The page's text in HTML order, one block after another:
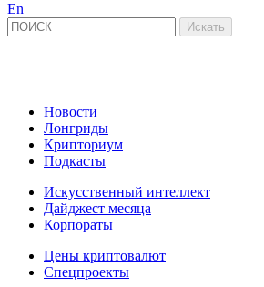
En
Новости
Лонгриды
Крипториум
Подкасты
Искусственный интеллект
Дайджест месяца
Корпораты
Цены криптовалют
Спецпроекты